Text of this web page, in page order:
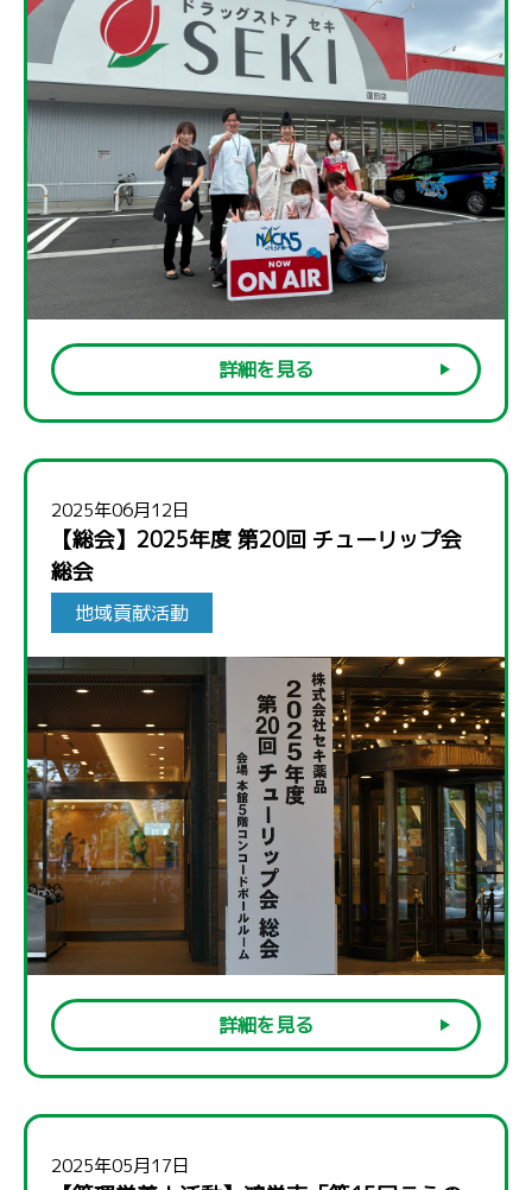
詳細を見る
2025年06月12日
【総会】2025年度 第20回 チューリップ会
総会
地域貢献活動
詳細を見る
2025年05月17日